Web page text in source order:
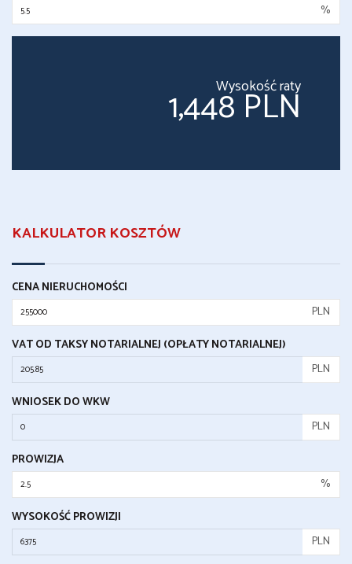
%
Wysokość raty
1,448 PLN
KALKULATOR KOSZTÓW
CENA NIERUCHOMOŚCI
PLN
VAT OD TAKSY NOTARIALNEJ (OPŁATY NOTARIALNEJ)
PLN
WNIOSEK DO WKW
PLN
PROWIZJA
%
WYSOKOŚĆ PROWIZJI
PLN